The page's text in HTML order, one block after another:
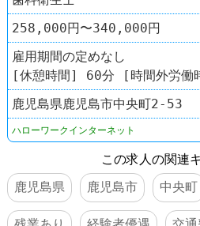
258,000円〜340,000円
雇用期間の定めなし
[休憩時間] 60分 [時間外労働
鹿児島県鹿児島市中央町2-53
ハローワークインターネット
この求人の関連
鹿児島県
鹿児島市 中央町